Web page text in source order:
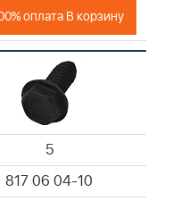
оплата В корзину
5
817 06 04-10